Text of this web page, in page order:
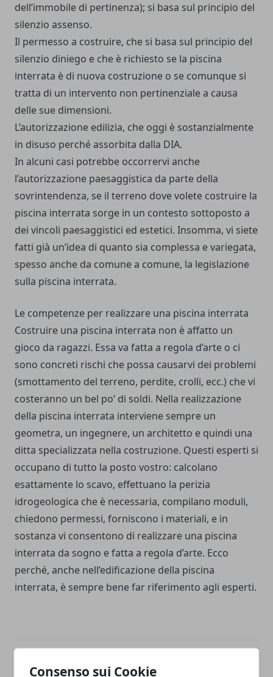
Consenso sui Cookie
dell’immobile di pertinenza); si basa sul principio del
silenzio assenso.
Il permesso a costruire, che si basa sul principio del
silenzio diniego e che è richiesto se la piscina
interrata è di nuova costruzione o se comunque si
tratta di un intervento non pertinenziale a causa
delle sue dimensioni.
L’autorizzazione edilizia, che oggi è sostanzialmente
in disuso perché assorbita dalla DIA.
In alcuni casi potrebbe occorrervi anche
l’autorizzazione paesaggistica da parte della
sovrintendenza, se il terreno dove volete costruire la
piscina interrata sorge in un contesto sottoposto a
dei vincoli paesaggistici ed estetici. Insomma, vi siete
fatti già un’idea di quanto sia complessa e variegata,
spesso anche da comune a comune, la legislazione
sulla piscina interrata.
Le competenze per realizzare una piscina interrata
Costruire una piscina interrata non è affatto un
gioco da ragazzi. Essa va fatta a regola d’arte o ci
sono concreti rischi che possa causarvi dei problemi
(smottamento del terreno, perdite, crolli, ecc.) che vi
costeranno un bel po’ di soldi. Nella realizzazione
della piscina interrata interviene sempre un
geometra, un ingegnere, un architetto e quindi una
ditta specializzata nella costruzione. Questi esperti si
occupano di tutto la posto vostro: calcolano
esattamente lo scavo, effettuano la perizia
idrogeologica che è necessaria, compilano moduli,
chiedono permessi, forniscono i materiali, e in
sostanza vi consentono di realizzare una piscina
interrata da sogno e fatta a regola d’arte. Ecco
perché, anche nell’edificazione della piscina
interrata, è sempre bene far riferimento agli esperti.
Facebook
TwitterWhatsapp